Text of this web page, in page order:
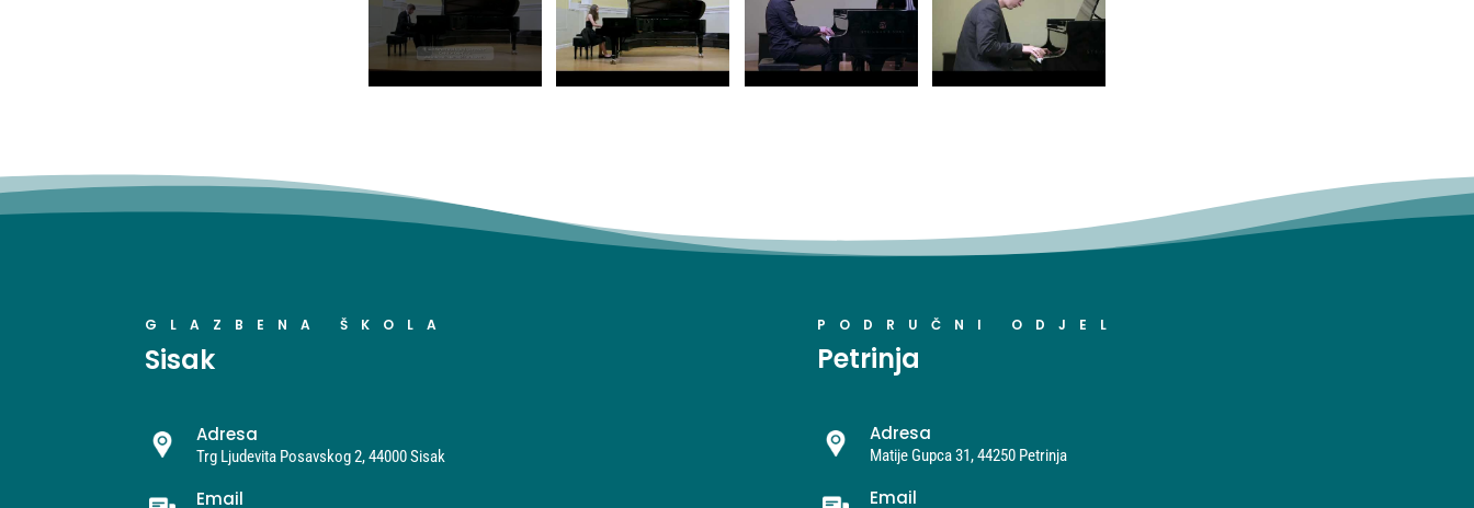
GLAZBENA ŠKOLA
Sisak
Adresa
Trg Ljudevita Posavskog 2, 44000 Sisak
Email
PODRUČNI ODJEL
Petrinja
Adresa
Matije Gupca 31, 44250 Petrinja
Email